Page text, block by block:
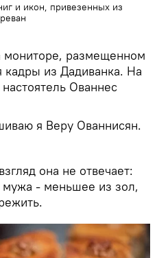
и икон, привезенных из
мониторе, размещенном
кадры из Дадиванка. На
Ованнес
я Веру Ованнисян.
она не отвечает:
мужа - меньшее из зол,